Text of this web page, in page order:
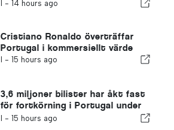
I - 14 hours ago
Cristiano Ronaldo överträffar
Portugal i kommersiellt värde
I - 15 hours ago
3,6 miljoner bilister har åkt fast
för fortkörning i Portugal under
de senaste tio åren
I - 15 hours ago